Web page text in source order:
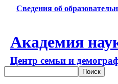
Сведения об
Академия
Центр семьи и